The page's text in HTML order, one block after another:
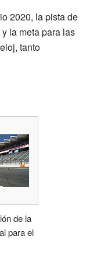
2020, la pista de
la meta para las
tanto
de la
para el